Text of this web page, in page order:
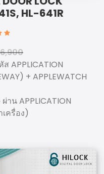
HL-641R
APPLICATION
+ APPLEWATCH
ผ่าน APPLICATION
ครื่อง)